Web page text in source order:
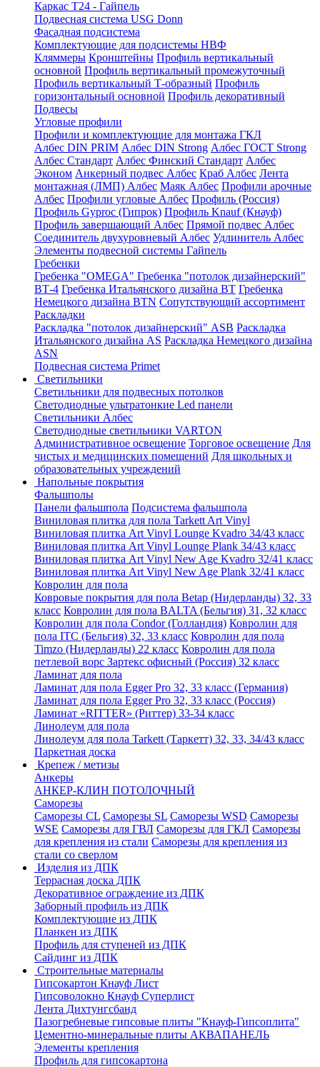
Каркас Т24 - Гайпель
Подвесная система USG Donn
Фасадная подсистема
Комплектующие для подсистемы НВФ
Кляммеры Кронштейны Профиль вертикальный
основной Профиль вертикальный промежуточный
Профиль вертикальный Т-образный Профиль
горизонтальный основной Профиль декоративный
Подвесы
Угловые профили
Профили и комплектующие для монтажа ГКЛ
Албес DIN PRIM Албес DIN Strong Албес ГОСТ Strong
Албес Стандарт Албес Финский Стандарт Албес
Эконом Анкерный подвес Албес Краб Албес Лента
монтажная (ЛМП) Албес Маяк Албес Профили арочные
Албес Профили угловые Албес Профиль (Россия)
Профиль Gyproc (Гипрок) Профиль Knauf (Кнауф)
Профиль завершающий Албес Прямой подвес Албес
Соединитель двухуровневый Албес Удлинитель Албес
Элементы подвесной системы Гайпель
Гребенки
Гребенка "OMEGA" Гребенка "потолок дизайнерский"
ВТ-4 Гребенка Итальянского дизайна BT Гребенка
Немецкого дизайна ВТN Сопутствующий ассортимент
Раскладки
Раскладка "потолок дизайнерский" ASB Раскладка
Итальянского дизайна AS Раскладка Немецкого дизайна
АSN
Подвесная система Primet
Светильники
Светильники для подвесных потолков
Светодиодные ультратонкие Led панели
Светильники Албес
Светодиодные светильники VARTON
Административное освещение Торговое освещение Для
чистых и медицинских помещений Для школьных и
образовательных учреждений
Напольные покрытия
Фальшполы
Панели фальшпола Подсистема фальшпола
Виниловая плитка для пола Tarkett Art Vinyl
Виниловая плитка Art Vinyl Lounge Kvadro 34/43 класс
Виниловая плитка Art Vinyl Lounge Plank 34/43 класс
Виниловая плитка Art Vinyl New Age Kvadro 32/41 класс
Виниловая плитка Art Vinyl New Age Plank 32/41 класс
Ковролин для пола
Ковровые покрытия для пола Betap (Нидерланды) 32, 33
класс Ковролин для пола BALTA (Бельгия) 31, 32 класс
Ковролин для пола Condor (Голландия) Ковролин для
пола ITC (Бельгия) 32, 33 класс Ковролин для пола
Timzo (Нидерланды) 22 класс Ковролин для пола
петлевой ворс Зартекс офисный (Россия) 32 класс
Ламинат для пола
Ламинат для пола Egger Pro 32, 33 класс (Германия)
Ламинат для пола Egger Pro 32, 33 класс (Россия)
Ламинат «RITTER» (Риттер) 33-34 класс
Линолеум для пола
Линолеум для пола Tarkett (Таркетт) 32, 33, 34/43 класс
Паркетная доска
Крепеж / метизы
Анкеры
АНКЕР-КЛИН ПОТОЛОЧНЫЙ
Саморезы
Саморезы CL Саморезы SL Саморезы WSD Саморезы
WSE Саморезы для ГВЛ Саморезы для ГКЛ Саморезы
для крепления из стали Саморезы для крепления из
стали со сверлом
Изделия из ДПК
Террасная доска ДПК
Декоративное ограждение из ДПК
Заборный профиль из ДПК
Комплектующие из ДПК
Планкен из ДПК
Профиль для ступеней из ДПК
Сайдинг из ДПК
Строительные материалы
Гипсокартон Кнауф Лист
Гипсоволокно Кнауф Суперлист
Лента Дихтунгсбанд
Пазогребневые гипсовые плиты "Кнауф-Гипсоплита"
Цементно-минеральные плиты АКВАПАНЕЛЬ
Элементы крепления
Профиль для гипсокартона